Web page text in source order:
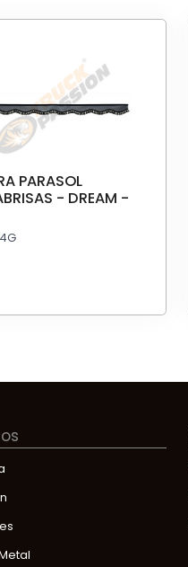
PARASOL
- DREAM -